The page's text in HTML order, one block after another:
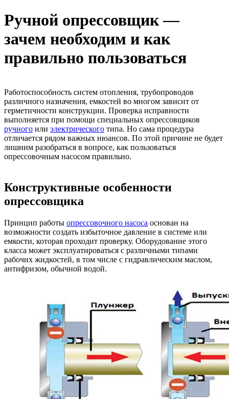
Ручной опрессовщик —
зачем необходим и как
правильно пользоваться
Работоспособность систем отопления, трубопроводов
различного назначения, емкостей во многом зависит от
герметичности конструкции. Проверка исправности
выполняется при помощи специальных опрессовщиков
ручного или электрического типа. Но сама процедура
отличается рядом важных нюансов. По этой причине не будет
лишним разобраться в вопросе, как пользоваться
опрессовочным насосом правильно.
Конструктивные особенности
опрессовщика
Принцип работы опрессовочного насоса основан на
возможности создать избыточное давление в системе или
емкости, которая проходит проверку. Оборудование этого
класса может эксплуатироваться с различными типами
рабочих жидкостей, в том числе с гидравлическим маслом,
антифризом, обычной водой.